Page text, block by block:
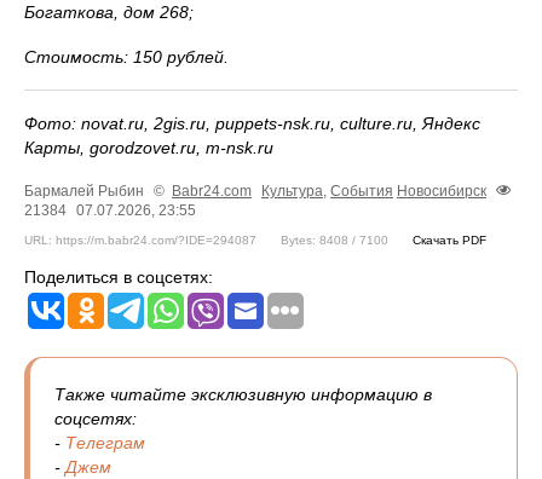
Богаткова, дом 268;
Стоимость: 150 рублей.
Фото: novat.ru, 2gis.ru, puppets-nsk.ru, culture.ru, Яндекс
Карты, gorodzovet.ru, m-nsk.ru
Бармалей Рыбин © Babr24.com Культура, События Новосибирск
21384 07.07.2026, 23:55
URL: https://m.babr24.com/?IDE=294087 Bytes: 8408 / 7100 Скачать PDF
Поделиться в соцсетях:
Также читайте эксклюзивную информацию в
соцсетях:
- Телеграм
- Джем